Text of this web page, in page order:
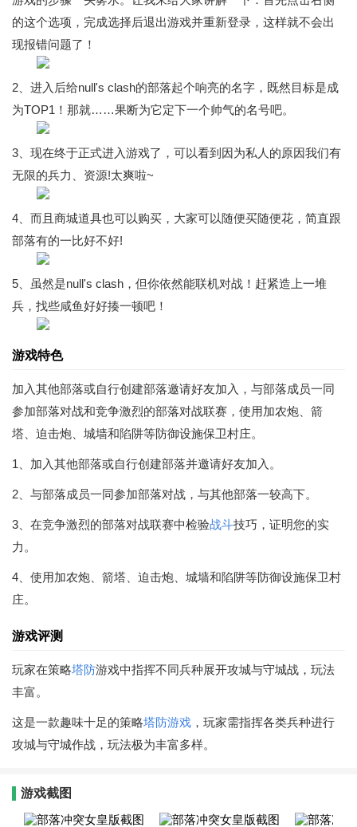
的这个选项，完成选择后退出游戏并重新登录，这样就不会出
现报错问题了！
2、进入后给null's clash的部落起个响亮的名字，既然目标是成
为TOP1！那就……果断为它定下一个帅气的名号吧。
3、现在终于正式进入游戏了，可以看到因为私人的原因我们有
无限的兵力、资源!太爽啦~
4、而且商城道具也可以购买，大家可以随便买随便花，简直跟
部落有的一比好不好!
5、虽然是null's clash，但你依然能联机对战！赶紧造上一堆
兵，找些咸鱼好好揍一顿吧！
游戏特色
加入其他部落或自行创建部落邀请好友加入，与部落成员一同
参加部落对战和竞争激烈的部落对战联赛，使用加农炮、箭
塔、迫击炮、城墙和陷阱等防御设施保卫村庄。
1、加入其他部落或自行创建部落并邀请好友加入。
2、与部落成员一同参加部落对战，与其他部落一较高下。
3、在竞争激烈的部落对战联赛中检验战斗技巧，证明您的实
力。
4、使用加农炮、箭塔、迫击炮、城墙和陷阱等防御设施保卫村
庄。
游戏评测
玩家在策略塔防游戏中指挥不同兵种展开攻城与守城战，玩法
丰富。
这是一款趣味十足的策略塔防游戏 ，玩家需指挥各类兵种进行
攻城与守城作战，玩法极为丰富多样。
游戏截图